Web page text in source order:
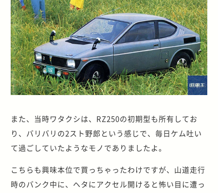
また、当時ワタクシは、RZ250の初期型も所有してお
り、バリバリの2スト野郎という感じで、毎日ケム吐い
て過ごしていたようなモノでありましたよ。
こちらも興味本位で買っちゃったわけですが、山道走行
時のバンク中に、ヘタにアクセル開けると怖い目に遭っ